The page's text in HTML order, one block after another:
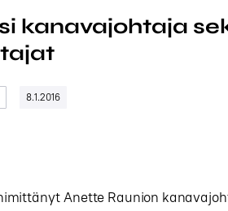
kanavajohtaja
8.1.2016
Anette Raunion